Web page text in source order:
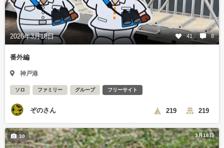
2026年3月18日 41 8
番外編
神戸港
ソロ ファミリー グループ フリーサイト
ぞのさん 219 219
3月18日
30